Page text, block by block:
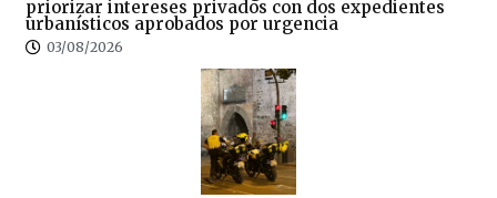
priorizar intereses privados con dos expedientes
urbanísticos aprobados por urgencia
03/08/2026